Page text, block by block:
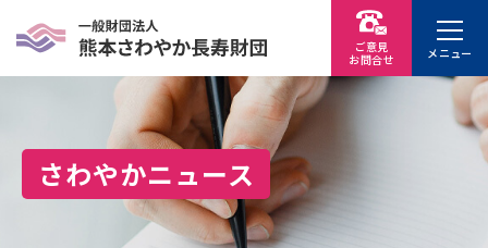
メニュー
ご意見
お問合せ
さわやかニュース